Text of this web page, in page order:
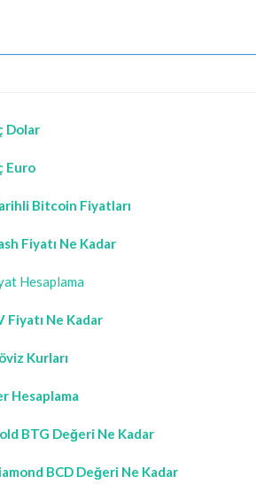
Dolar
Euro
Bitcoin Fiyatları
Fiyatı Ne Kadar
Hesaplama
Fiyatı Ne Kadar
Kurları
Hesaplama
BTG Değeri Ne Kadar
BCD Değeri Ne Kadar